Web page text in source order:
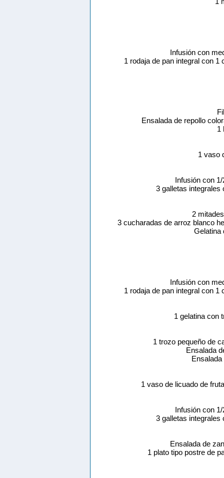
Infusión con
1 rodaja de pan integral con
Ensalada de repollo
1
1 vaso
Infusión con
3 galletas integrales
2
3 cucharadas de arroz blanco
Gelatina
Infusión con
1 rodaja de pan integral con
1 gelatina con
1 trozo pequeño de
Ensalada
1 vaso de licuado de
Infusión con
3 galletas integrales
Ensalada de
1 plato tipo postre de